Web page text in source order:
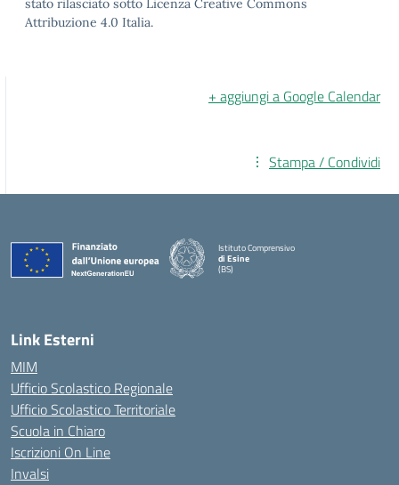
stato rilasciato sotto Licenza Creative Commons
Attribuzione 4.0 Italia.
+ aggiungi a Google Calendar
Stampa / Condividi
Istituto Comprensivo
di Esine
(BS)
Link Esterni
MIM
Ufficio Scolastico Regionale
Ufficio Scolastico Territoriale
Scuola in Chiaro
Iscrizioni On Line
Invalsi